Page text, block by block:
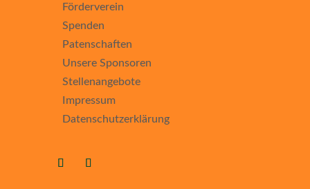
Förderverein
Spenden
Patenschaften
Unsere Sponsoren
Stellenangebote
Impressum
Datenschutzerklärung